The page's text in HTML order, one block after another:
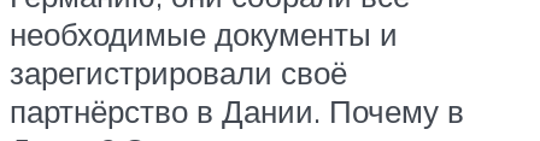
необходимые документы и
зарегистрировали своё
партнёрство в Дании. Почему в